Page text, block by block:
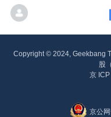
Copyright © 2024, Geekbang
股
京
京公